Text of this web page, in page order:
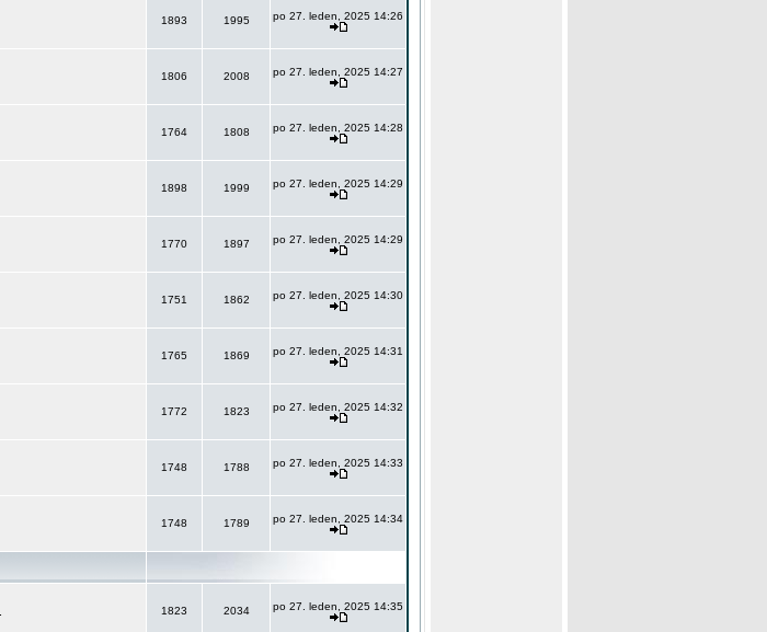
1893 1995 po 27. leden, 2025 14:26
1806 2008 po 27. leden, 2025 14:27
1764 1808 po 27. leden, 2025 14:28
1898 1999 po 27. leden, 2025 14:29
1770 1897 po 27. leden, 2025 14:29
1751 1862 po 27. leden, 2025 14:30
1765 1869 po 27. leden, 2025 14:31
1772 1823 po 27. leden, 2025 14:32
1748 1788 po 27. leden, 2025 14:33
1748 1789 po 27. leden, 2025 14:34
1823 2034 po 27. leden, 2025 14:35